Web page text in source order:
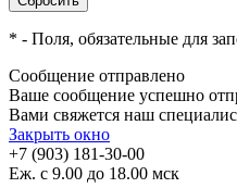
* - Поля, обязательные для
Сообщение отправлено
Ваше сообщение успешно
Вами свяжется наш
Закрыть окно
+7 (903) 181-30-00
Еж. с 9.00 до 18.00 мск